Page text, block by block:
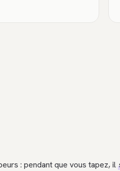
: pendant que vous tapez, il